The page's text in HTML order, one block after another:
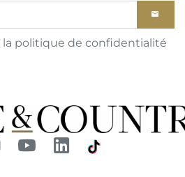
politique de confidentialité